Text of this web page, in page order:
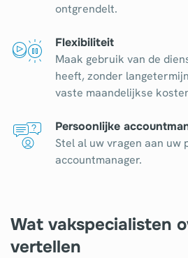
ontgrendelt.
Flexibiliteit
Maak gebruik van de
heeft, zonder
vaste maandelijkse
Persoonlijke
Stel al uw vragen aan uw
accountmanager.
Wat vakspecialisten
vertellen